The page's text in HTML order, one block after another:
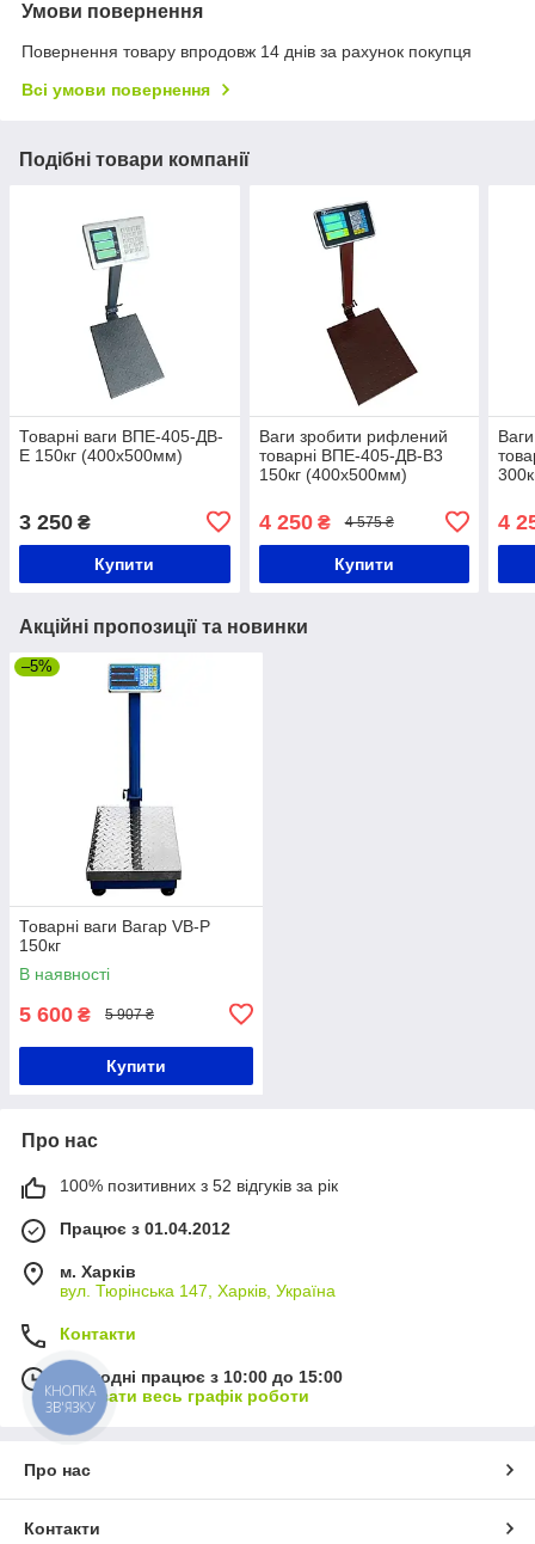
Умови повернення
Повернення товару впродовж 14 днів за рахунок покупця
Всі умови повернення
Подібні товари компанії
Товарні ваги ВПЕ-405-ДВ-
Е 150кг (400х500мм)
3 250 ₴
Купити
Ваги зробити рифлений
товарні ВПЕ-405-ДВ-В3
150кг (400х500мм)
4 250₴ 4 575 ₴
Купити
4
Акційні пропозиції та новинки
–5%
Товарні ваги Вагар VB-P
150кг
В наявності
5 600 ₴ 5 907 ₴
Купити
Про нас
100% позитивних з 52 відгуків за рік
Працює з 01.04.2012
м. Харків
вул. Тюрінська 147, Харків, Україна
Контакти
Сьогодні працює з 10:00 до 15:00
Показати весь графік роботи
Про нас
Контакти
КНОПКА
ЗВ'ЯЗКУ